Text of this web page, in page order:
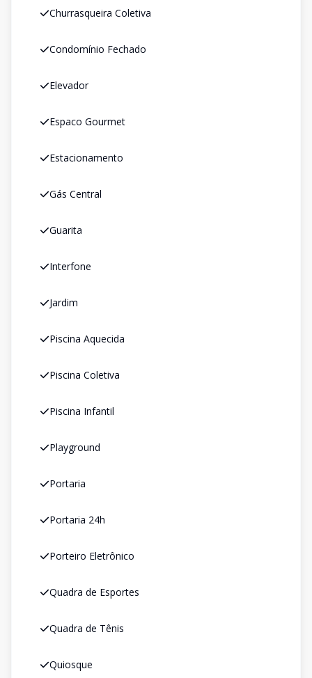
Churrasqueira Coletiva
Condomínio Fechado
Elevador
Espaco Gourmet
Estacionamento
Gás Central
Guarita
Interfone
Jardim
Piscina Aquecida
Piscina Coletiva
Piscina Infantil
Playground
Portaria
Portaria 24h
Porteiro Eletrônico
Quadra de Esportes
Quadra de Tênis
Quiosque